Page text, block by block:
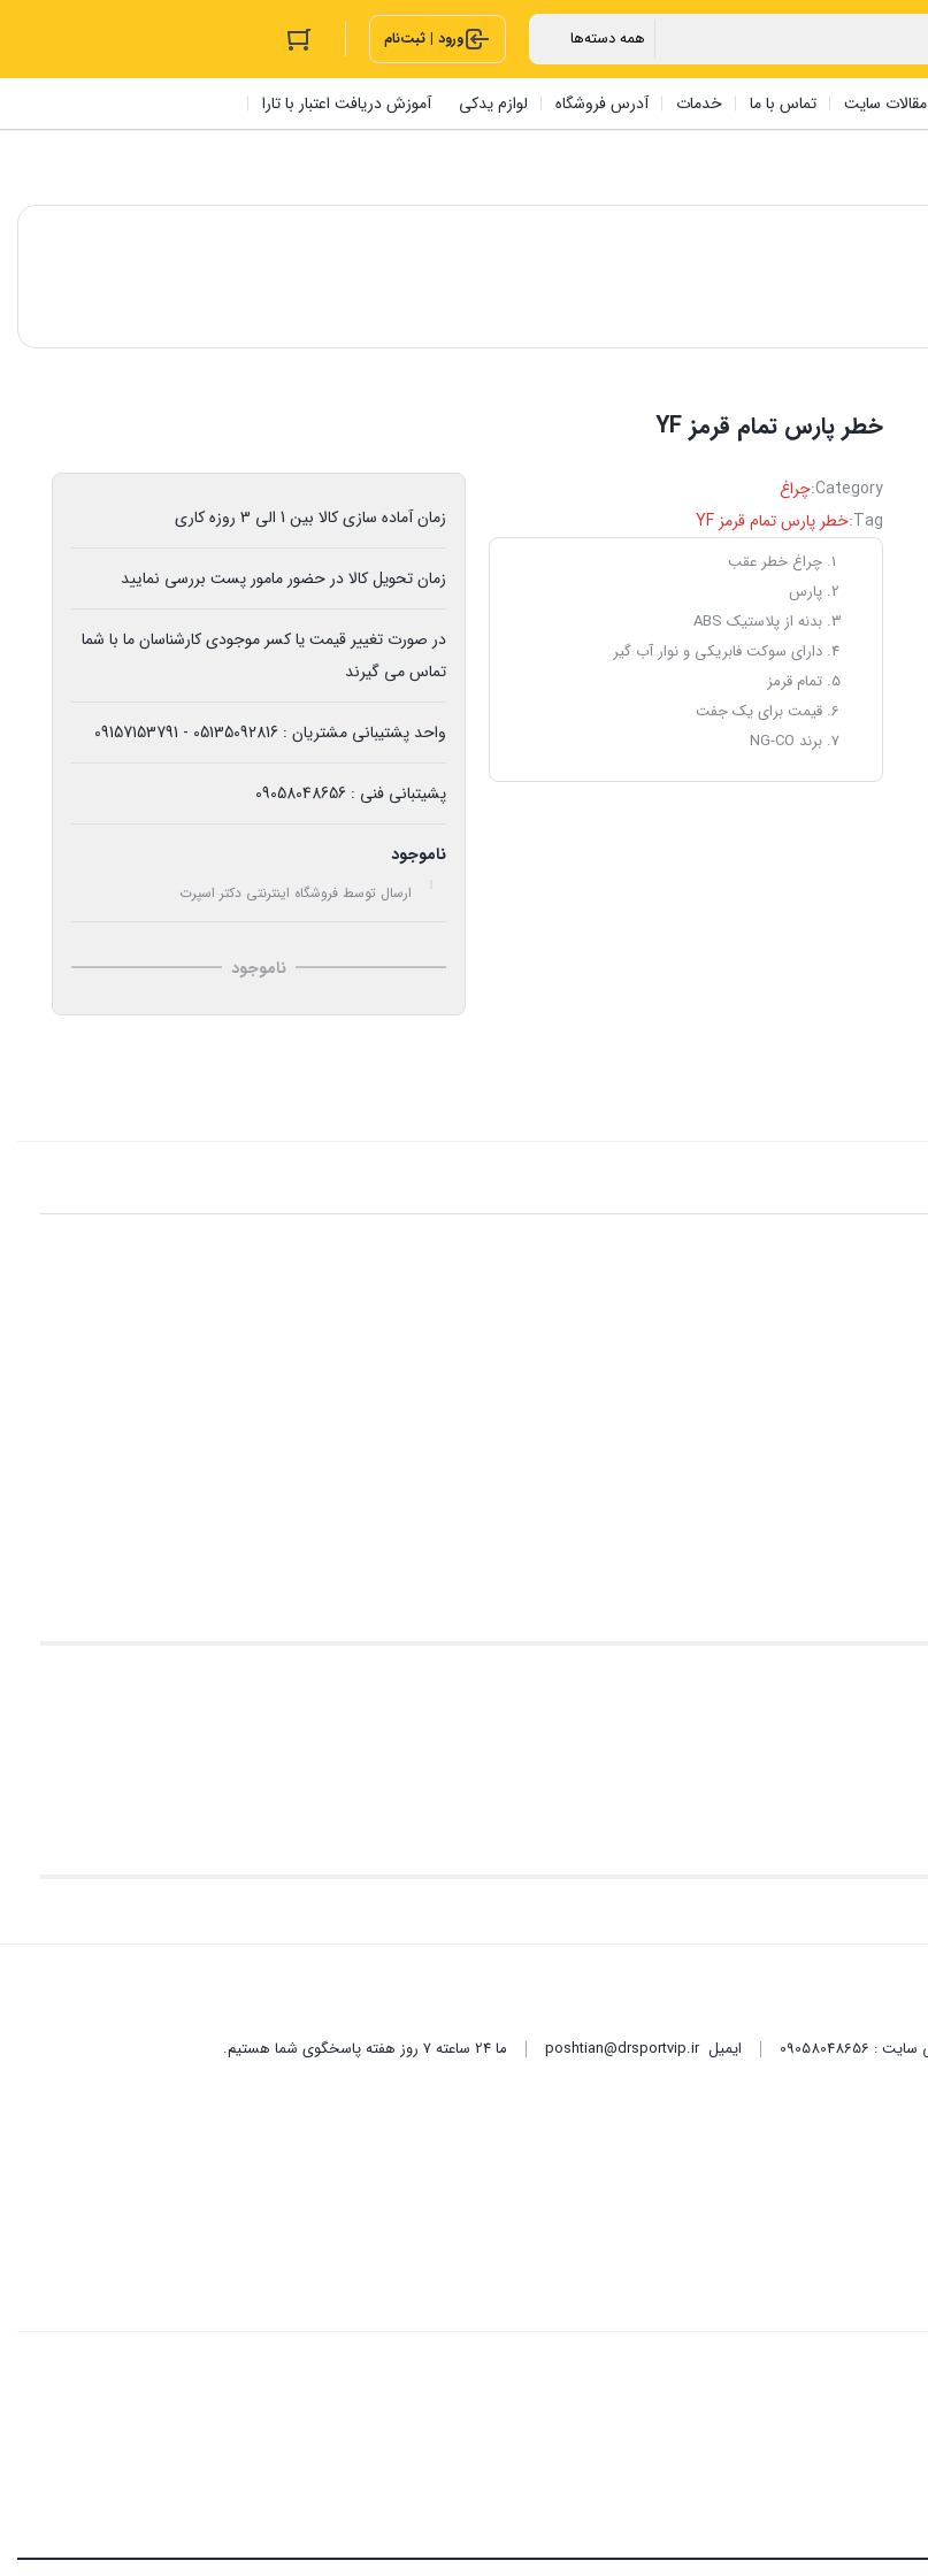
ورود | ثبت‌نام
مقالات سایت تماس با ما خدمات آدرس فروشگاه لوازم یدکی آموزش دریافت اعتبار با تارا
خطر پارس تمام قرمز YF
Category:چراغ
Tag: خطر پارس تمام قرمز YF
چراغ خطر عقب
پارس
بدنه از پلاستیک ABS
دارای سوکت فابریکی و نوار آب گیر
تمام قرمز
قیمت برای یک جفت
برند NG-CO
زمان آماده سازی کالا بین 1 الی 3 روزه کاری
زمان تحویل کالا در حضور مامور پست بررسی نمایید
در صورت تغییر قیمت یا کسر موجودی کارشناسان ما با شما
تماس می گیرند
واحد پشتیبانی مشتریان : 05135092816 - 09157153791
پشیتبانی فنی : 09058048656
ناموجود
ارسال توسط فروشگاه اینترنتی دکتر اسپرت
ناموجود
ایمیلposhtian@drsportvip.ir ما 24 ساعته 7 روز هفته پاسخگوی شما هستیم.